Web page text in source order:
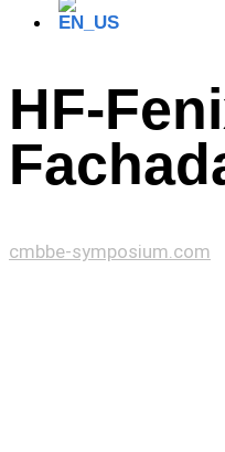
HF-
cmbbe-symposium.com